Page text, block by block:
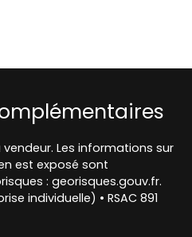
Les informations sur
est exposé sont
: georisques.gouv.fr.
individuelle) • RSAC 891